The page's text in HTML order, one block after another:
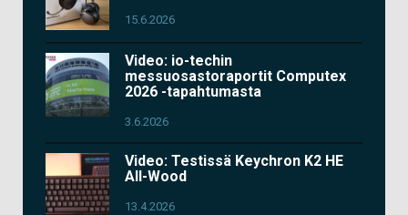
15.6.2026
Video: io-techin
messuosastoraportit Computex
2026 -tapahtumasta
3.6.2026
Video: Testissä Keychron K2 HE
All-Wood
13.4.2026